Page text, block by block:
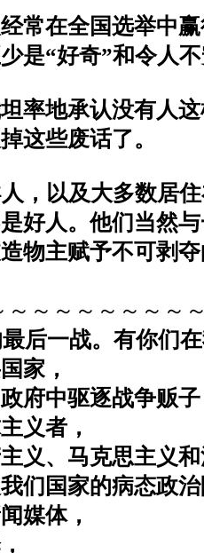
常在全国选举中
是“好奇”和令人
率地承认没有人
这些废话了。
，以及大多数居
好人。他们当然
物主赋予不可剥
～～～～～～～～
后一战。有你们
家，
府中驱逐战争贩
义者，
义、马克思主义
们国家的病态政
媒体，